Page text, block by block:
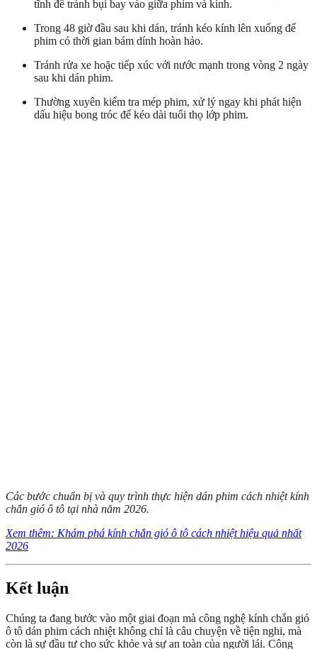
tĩnh để tránh bụi bay vào giữa phim và kính.
Trong 48 giờ đầu sau khi dán, tránh kéo kính lên xuống để
phim có thời gian bám dính hoàn hảo.
Tránh rửa xe hoặc tiếp xúc với nước mạnh trong vòng 2 ngày
sau khi dán phim.
Thường xuyên kiểm tra mép phim, xử lý ngay khi phát hiện
dấu hiệu bong tróc để kéo dài tuổi thọ lớp phim.
Các bước chuẩn bị và quy trình thực hiện dán phim cách nhiệt kính
chắn gió ô tô tại nhà năm 2026.
Xem thêm: Khám phá kính chắn gió ô tô cách nhiệt hiệu quả nhất
2026
Kết luận
Chúng ta đang bước vào một giai đoạn mà công nghệ kính chắn gió
ô tô dán phim cách nhiệt không chỉ là câu chuyện về tiện nghi, mà
còn là sự đầu tư cho sức khỏe và sự an toàn của người lái. Công